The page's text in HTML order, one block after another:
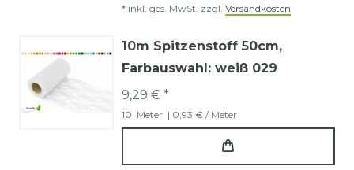
* inkl. ges. MwSt. zzgl. Versandkosten
10m Spitzenstoff 50cm,
Farbauswahl: weiß 029
9,29 € *
10 Meter | 0,93 € / Meter